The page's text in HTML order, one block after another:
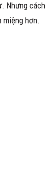
Nhưng cách
miệng hơn.